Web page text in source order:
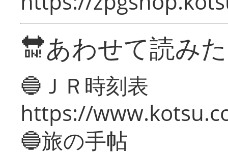
🔛あわせて読み
🔵ＪＲ時刻表
https://
🔵旅の手帖